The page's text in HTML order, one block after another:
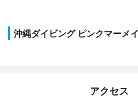
沖縄ダイビング ピンクマーメ
アクセス